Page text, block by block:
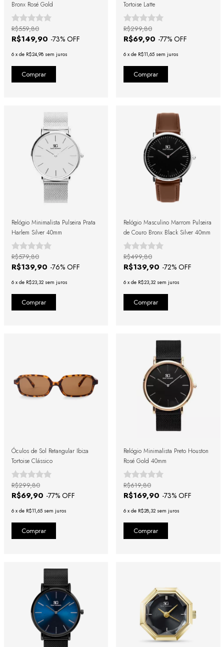
Bronx Rosé Gold
R$149,90 -73% OFF
R$559,80
6 x de R$24,98 sem juros
Tortoise Latte
R$69,90 -77% OFF
R$299,80
6 x de R$11,65 sem juros
Relógio Minimalista Pulseira Prata
Harlem Silver 40mm
R$139,90 -76% OFF
R$579,80
6 x de R$23,32 sem juros
Relógio Masculino Marrom Pulseira
de Couro Bronx Black Silver 40mm
R$139,90 -72% OFF
R$499,80
6 x de R$23,32 sem juros
Óculos de Sol Retangular Ibiza
Tortoise Clássico
R$69,90 -77% OFF
R$299,80
6 x de R$11,65 sem juros
Relógio Minimalista Preto Houston
Rosé Gold 40mm
R$169,90 -73% OFF
R$619,80
6 x de R$28,32 sem juros